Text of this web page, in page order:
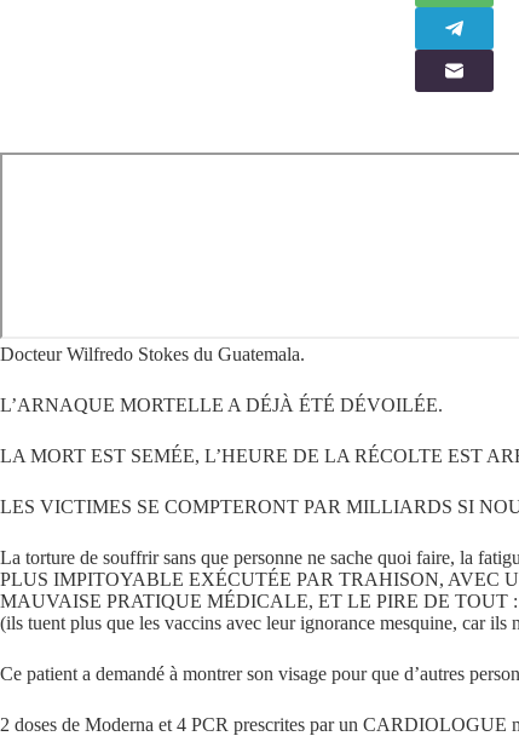
Docteur Wilfredo Stokes du Guatemala.
L’ARNAQUE MORTELLE A DÉJÀ ÉTÉ DÉVOILÉE.
LA MORT EST SEMÉE, L’HEURE DE LA RÉCOLTE EST
LES VICTIMES SE COMPTERONT PAR MILLIARDS SI
La torture de souffrir sans que personne ne sache quoi faire, la
PLUS IMPITOYABLE EXÉCUTÉE PAR TRAHISON, AVEC
MAUVAISE PRATIQUE MÉDICALE, ET LE PIRE DE
(ils tuent plus que les vaccins avec leur ignorance mesquine, car ils
Ce patient a demandé à montrer son visage pour que d’autres
2 doses de Moderna et 4 PCR prescrites par un CARDIOLOGUE